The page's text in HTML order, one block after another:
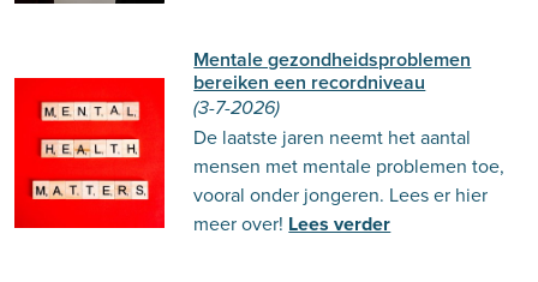
Mentale gezondheidsproblemen
bereiken een recordniveau
(3-7-2026)
De laatste jaren neemt het aantal
mensen met mentale problemen toe,
vooral onder jongeren. Lees er hier
meer over! Lees verder